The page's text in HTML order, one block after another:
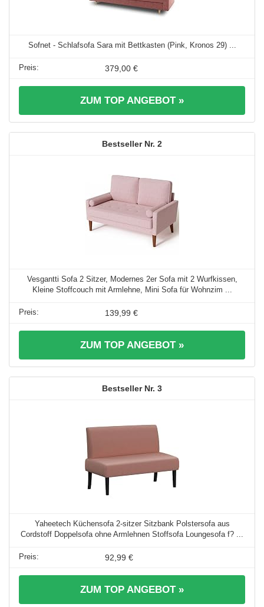
Sofnet - Schlafsofa Sara mit Bettkasten (Pink, Kronos 29) ...
379,00 €
ZUM TOP ANGEBOT »
2
Vesgantti Sofa 2 Sitzer, Modernes 2er Sofa mit 2 Wurfkissen,
Kleine Stoffcouch mit Armlehne, Mini Sofa für Wohnzim ...
139,99 €
ZUM TOP ANGEBOT »
3
Yaheetech Küchensofa 2-sitzer Sitzbank Polstersofa aus
Cordstoff Doppelsofa ohne Armlehnen Stoffsofa Loungesofa f? ...
92,99 €
ZUM TOP ANGEBOT »